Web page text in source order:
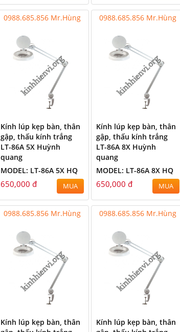
0988.685.856 Mr.Hùng
Kính lúp kẹp bàn, thân
gập, thấu kính trắng
LT-86A 5X Huỳnh
quang
MODEL: LT-86A 5X HQ
650,000 đ MUA
0988.685.856 Mr.Hùng
Kính lúp kẹp bàn, thân
gập, thấu kính trắng
LT-86A 8X Huỳnh
quang
MODEL: LT-86A 8X HQ
650,000 đ MUA
0988.685.856 Mr.Hùng
Kính lúp kẹp bàn, thân
0988.685.856 Mr.Hùng
Kính lúp kẹp bàn, thân